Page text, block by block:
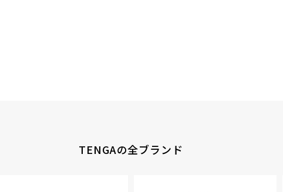
TENGAの全ブランド